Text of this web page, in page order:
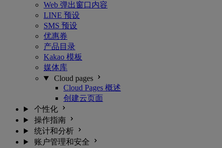
Web 弹出窗口内容
LINE 预设
SMS 预设
优惠券
产品目录
Kakao 模板
媒体库
Cloud pages
Cloud Pages 概述
创建云页面
个性化
操作指南
统计和分析
账户管理和安全